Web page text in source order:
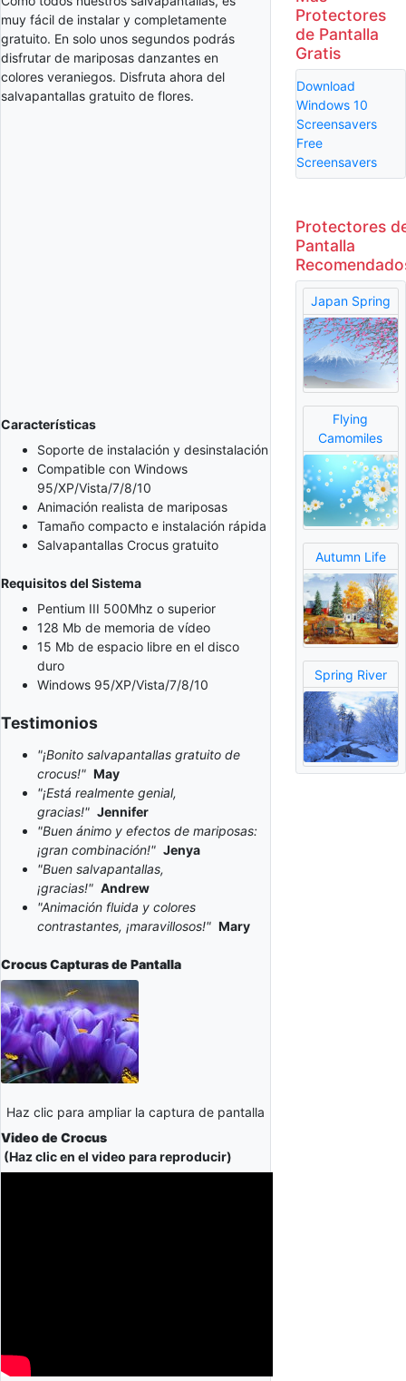
muy fácil de instalar y completamente
gratuito. En solo unos segundos podrás
disfrutar de mariposas danzantes en
colores veraniegos. Disfruta ahora del
salvapantallas gratuito de flores.
Características
Soporte de instalación y desinstalación
Compatible con Windows
95/XP/Vista/7/8/10
Animación realista de mariposas
Tamaño compacto e instalación rápida
Salvapantallas Crocus gratuito
Requisitos del Sistema
Pentium III 500Mhz o superior
128 Mb de memoria de vídeo
15 Mb de espacio libre en el disco
duro
Windows 95/XP/Vista/7/8/10
Testimonios
"¡Bonito salvapantallas gratuito de
crocus!" May
"¡Está realmente genial,
gracias!" Jennifer
"Buen ánimo y efectos de mariposas:
¡gran combinación!" Jenya
"Buen salvapantallas,
¡gracias!" Andrew
"Animación fluida y colores
contrastantes, ¡maravillosos!" Mary
CrocusCapturas de Pantalla
Haz clic para ampliar la captura de pantalla
Video de Crocus
(Haz clic en el video para reproducir)
Protectores
de Pantalla
Gratis
Download
Windows 10
Screensavers
Free
Screensavers
Protectores
Pantalla
Japan Spring
Flying
Camomiles
Autumn Life
Spring River